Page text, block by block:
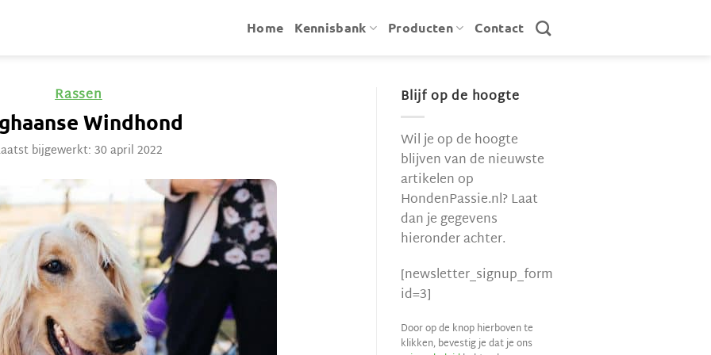
Home Kennisbank Producten Contact
Rassen
Windhond
bijgewerkt: 30 april 2022
Blijf op de hoogte
Wil je op de hoogte
blijven van de nieuwste
artikelen op
HondenPassie.nl? Laat
dan je gegevens
hieronder achter.
[newsletter_signup_form
id=3]
Door op de knop hierboven te
klikken, bevestig je dat je ons